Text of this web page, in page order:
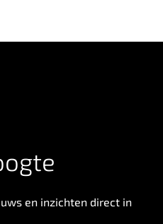
en inzichten direct in